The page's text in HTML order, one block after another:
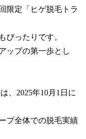
限定「ヒゲ脱毛トラ
ぴったりです。
ップの第一歩とし
、2025年10月1日に
プ全体での脱毛実績